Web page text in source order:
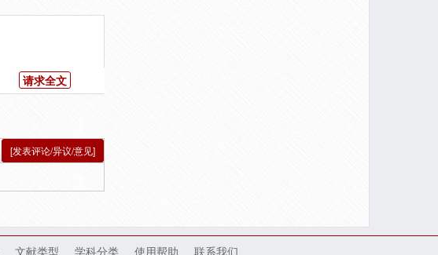
请求全文
[发表评论/异议/意见]
文献类型 学科分类 使用帮助 联系我们